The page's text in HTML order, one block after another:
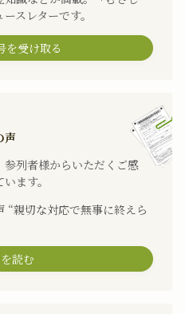
スレターです。
を受け取る
声
列者様からいただくご感
ます。
“親切な対応で無事に終えら
読む